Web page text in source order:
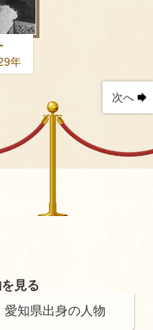
年
次へ
見る
愛知県出身の人物